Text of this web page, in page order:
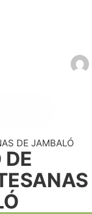
DE JAMBALÓ
DE